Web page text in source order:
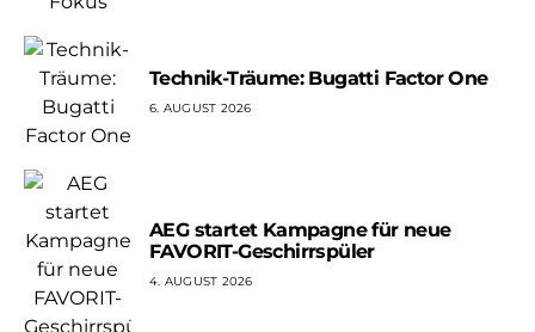
Technik-Träume: Bugatti Factor One
6. AUGUST 2026
AEG startet Kampagne für neue
FAVORIT-Geschirrspüler
4. AUGUST 2026